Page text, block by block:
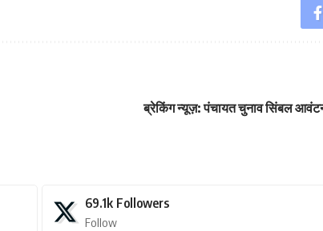
ब्रेकिंग न्यूज़: पंचायत चुनाव सिंबल
69.1k Followers
Follow